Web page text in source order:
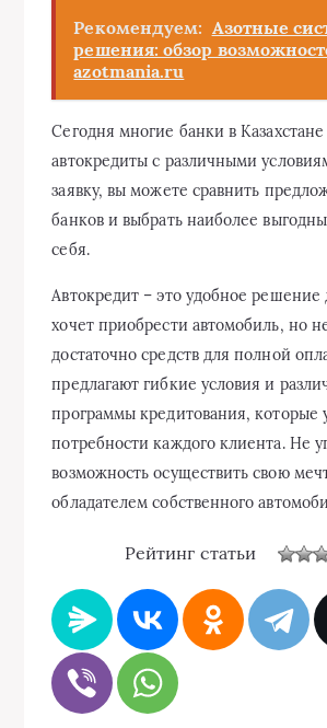
Рекомендуем: Азотные
решения: обзор
azotmania.ru
Сегодня многие банки в
автокредиты с различными
заявку, вы можете сравнить
банков и выбрать наиболее
себя.
Автокредит – это удобное решение
хочет приобрести автомобиль, но
достаточно средств для полной
предлагают гибкие условия и
программы кредитования, которые
потребности каждого клиента. Не
возможность осуществить свою
обладателем собственного
Рейтинг статьи